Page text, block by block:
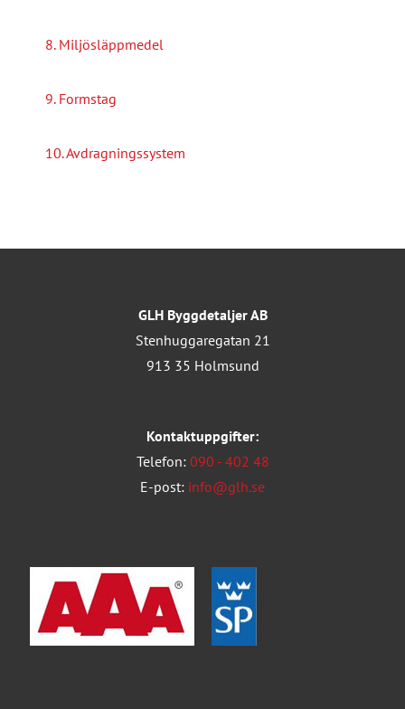
8. Miljösläppmedel
9. Formstag
10. Avdragningssystem
GLH Byggdetaljer AB
Stenhuggaregatan 21
913 35 Holmsund
Kontaktuppgifter:
Telefon: 090 - 402 48
E-post: info@glh.se